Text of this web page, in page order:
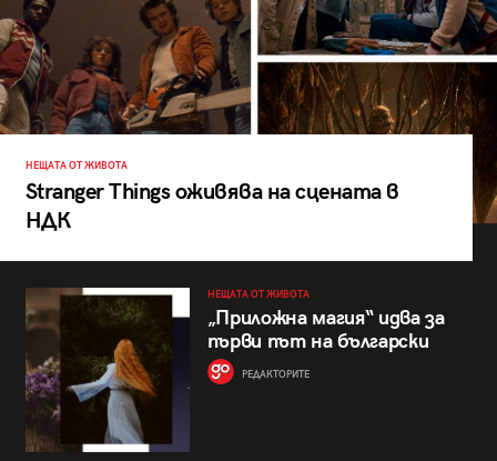
НЕЩАТА ОТ ЖИВОТА
Stranger Things оживява на сцената в
НДК
НЕЩАТА ОТ ЖИВОТА
„Приложна магия“ идва за
първи път на български
РЕДАКТОРИТЕ